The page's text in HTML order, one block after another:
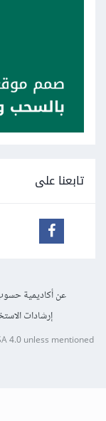
تابعنا على
عن أكاديمية
إرشادات
4.0unless mentioned